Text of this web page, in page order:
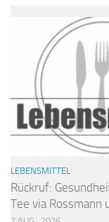
LEBENSMITTEL
Rückruf:
Tee via Rossmann